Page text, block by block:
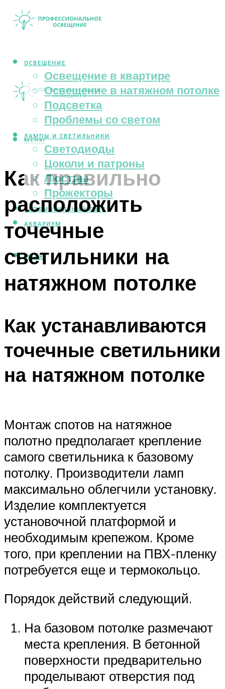
ОСВЕЩЕНИЕ
Освещение в квартире
Освещение в натяжном потолке
Подсветка
Проблемы со светом
ЛАМПЫ И СВЕТИЛЬНИКИ
Светодиоды
Цоколи и патроны
Люстры
Прожекторы
АВТОМОБИЛЬНЫЙ СВЕТ
АКВАРИУМ
МЕНЮ
МЕНЮ
Как правильно
расположить
точечные
светильники на
натяжном потолке
Как устанавливаются
точечные светильники
на натяжном потолке
Монтаж спотов на натяжное
полотно предполагает крепление
самого светильника к базовому
потолку. Производители ламп
максимально облегчили установку.
Изделие комплектуется
установочной платформой и
необходимым крепежом. Кроме
того, при креплении на ПВХ-пленку
потребуется еще и термокольцо.
Порядок действий следующий.
На базовом потолке размечают
места крепления. В бетонной
поверхности предварительно
проделывают отверстия под